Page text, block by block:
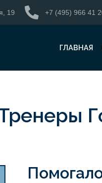
19 +7 (495) 966 41
ГЛАВНАЯ